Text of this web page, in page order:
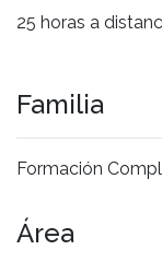
25 horas a
Familia
Formación
Área